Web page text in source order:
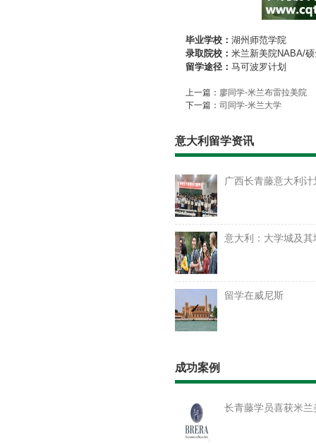
毕业学校： 湖州师范学院
录取院校： 米兰新美院NABA/硕
留学途径： 马可波罗计划
上一篇： 廖同学-米兰布雷拉美院
下一篇： 司同学​-米兰大学
意大利留学资讯
广西长青藤意大利
意大利：大学城及其
留学在威尼斯
成功案例
长青藤学员喜获米兰